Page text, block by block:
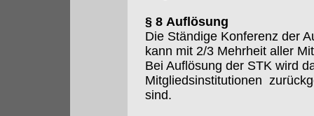
§ 8 Auflösung
Die Ständige Konferenz der
kann mit 2/3 Mehrheit aller
Bei Auflösung der STK wird
Mitgliedsinstitutionen
sind.